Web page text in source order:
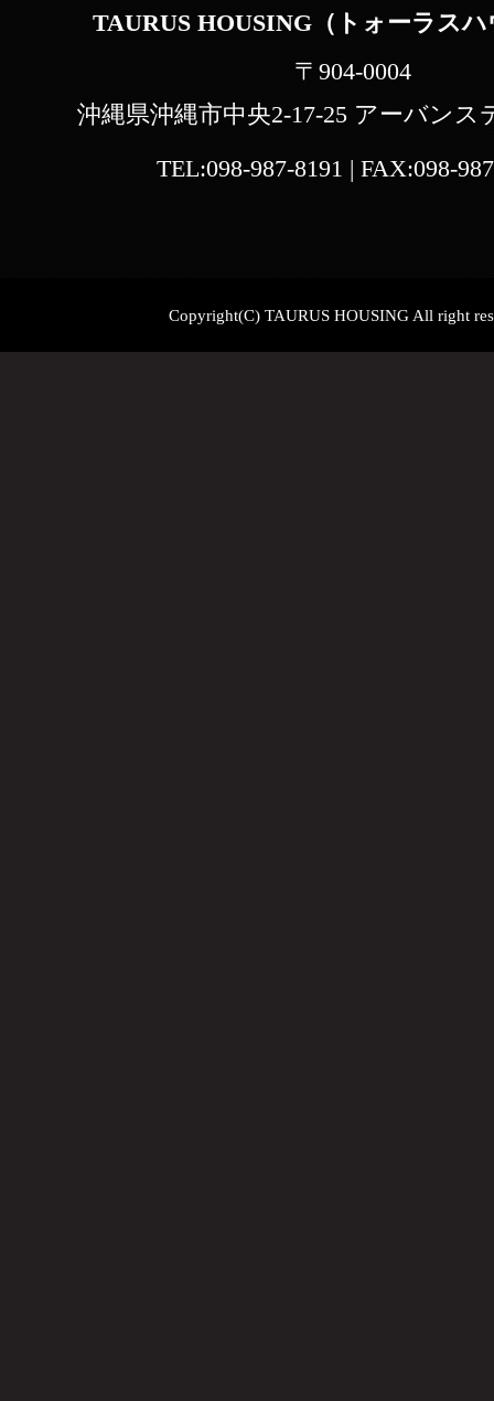
TAURUS HOUSING（トォーラス
〒904-0004
沖縄県沖縄市中央2-17-25 アーバンス
TEL:098-987-8191 | FAX:098-
Copyright(C) TAURUS HOUSING All right